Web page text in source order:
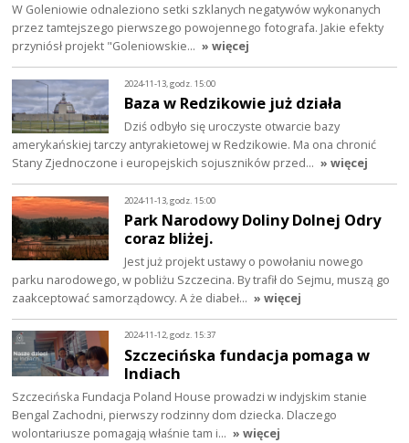
W Goleniowie odnaleziono setki szklanych negatywów wykonanych
przez tamtejszego pierwszego powojennego fotografa. Jakie efekty
przyniósł projekt "Goleniowskie… » więcej
2024-11-13, godz. 15:00
Baza w Redzikowie już działa
Dziś odbyło się uroczyste otwarcie bazy
amerykańskiej tarczy antyrakietowej w Redzikowie. Ma ona chronić
Stany Zjednoczone i europejskich sojuszników przed… » więcej
2024-11-13, godz. 15:00
Park Narodowy Doliny Dolnej Odry
coraz bliżej.
Jest już projekt ustawy o powołaniu nowego
parku narodowego, w pobliżu Szczecina. By trafił do Sejmu, muszą go
zaakceptować samorządowcy. A że diabeł… » więcej
2024-11-12, godz. 15:37
Szczecińska fundacja pomaga w
Indiach
Szczecińska Fundacja Poland House prowadzi w indyjskim stanie
Bengal Zachodni, pierwszy rodzinny dom dziecka. Dlaczego
wolontariusze pomagają właśnie tam i… » więcej